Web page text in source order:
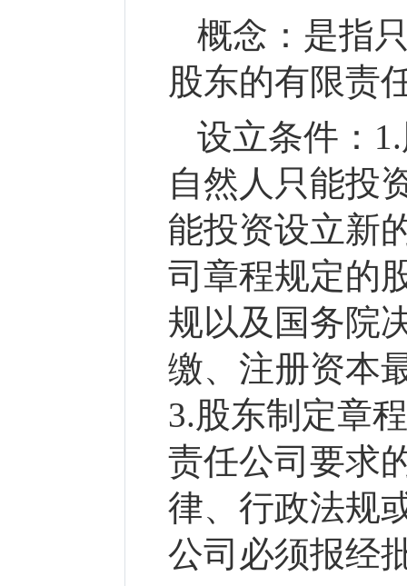
概念： 是指
股东的有限责
设立条件：
自然人只能投
能投资设立新
司章程规定的
规以及国务院
缴、注册资本
3.股东制定章
责任公司要求
律、行政法规
公司必须报经